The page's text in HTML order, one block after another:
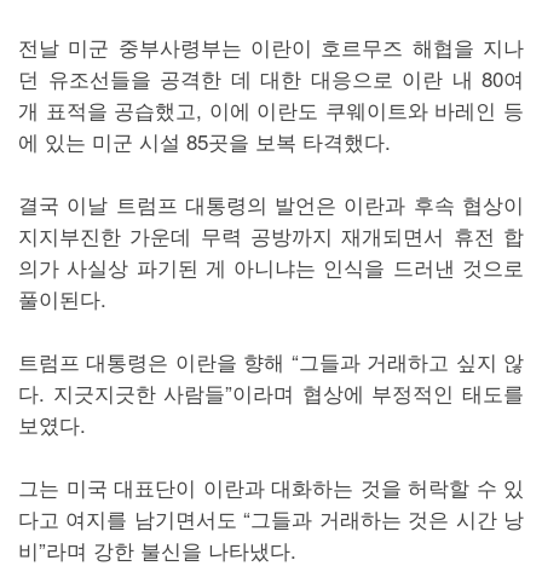
전날 미군 중부사령부는 이란이 호르무즈 해협을 지나
던 유조선들을 공격한 데 대한 대응으로 이란 내 80여
개 표적을 공습했고, 이에 이란도 쿠웨이트와 바레인 등
에 있는 미군 시설 85곳을 보복 타격했다.
결국 이날 트럼프 대통령의 발언은 이란과 후속 협상이
지지부진한 가운데 무력 공방까지 재개되면서 휴전 합
의가 사실상 파기된 게 아니냐는 인식을 드러낸 것으로
풀이된다.
트럼프 대통령은 이란을 향해 “그들과 거래하고 싶지 않
다. 지긋지긋한 사람들”이라며 협상에 부정적인 태도를
보였다.
그는 미국 대표단이 이란과 대화하는 것을 허락할 수 있
다고 여지를 남기면서도 “그들과 거래하는 것은 시간 낭
비”라며 강한 불신을 나타냈다.